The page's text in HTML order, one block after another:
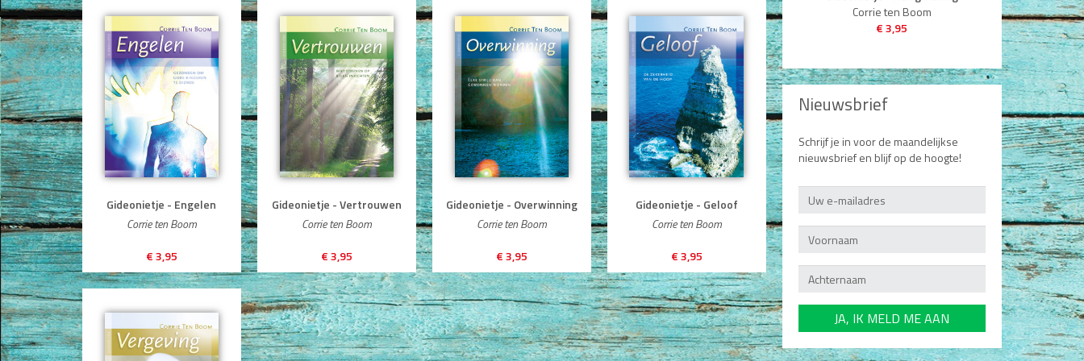
Gideonietje - Engelen
Corrie ten Boom
€ 3,95
Gideonietje - Vertrouwen
Corrie ten Boom
€ 3,95
Gideonietje - Overwinning
Corrie ten Boom
€ 3,95
Gideonietje - Geloof
Corrie ten Boom
€ 3,95
Corrie ten Boom
€ 3,95
Nieuwsbrief
Schrijf je in voor de maandelijkse
nieuwsbrief en blijf op de hoogte!